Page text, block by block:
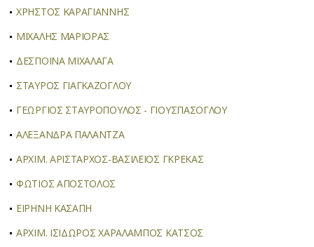
ΧΡΗΣΤΟΣ ΚΑΡΑΓΙΑΝΝΗΣ
ΜΙΧΑΛΗΣ ΜΑΡΙΟΡΑΣ
ΔΕΣΠΟΙΝΑ ΜΙΧΑΛΑΓΑ
ΣΤΑΥΡΟΣ ΓΙΑΓΚΑΖΟΓΛΟΥ
ΓΕΩΡΓΙΟΣ ΣΤΑΥΡΟΠΟΥΛΟΣ - ΓΙΟΥΣΠΑΣΟΓΛΟΥ
ΑΛΕΞΑΝΔΡΑ ΠΑΛΑΝΤΖΑ
ΑΡΧΙΜ. ΑΡΙΣΤΑΡΧΟΣ-ΒΑΣΙΛΕΙΟΣ ΓΚΡΕΚΑΣ
ΦΩΤΙΟΣ ΑΠΟΣΤΟΛΟΣ
ΕΙΡΗΝΗ ΚΑΣΑΠΗ
ΑΡΧΙΜ. ΙΣΙΔΩΡΟΣ ΧΑΡΑΛΑΜΠΟΣ ΚΑΤΣΟΣ